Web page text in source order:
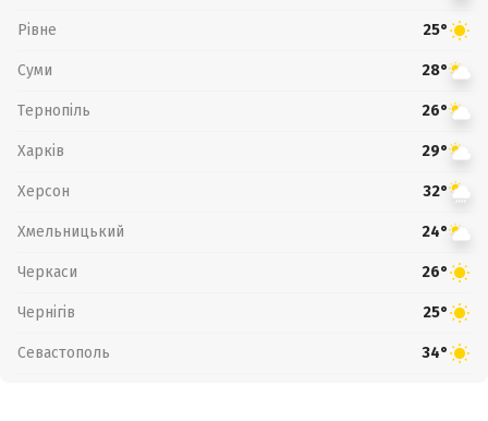
Рівне 25°
Суми 28°
Тернопіль 26°
Харків 29°
Херсон 32°
Хмельницький 24°
Черкаси 26°
Чернігів 25°
Севастополь 34°